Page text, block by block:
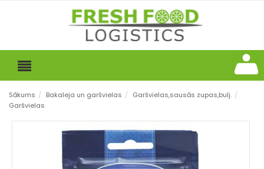
Sākums / Bakaleja un garšvielas / Garšvielas,sausās zupas,bulj. /
Garšvielas